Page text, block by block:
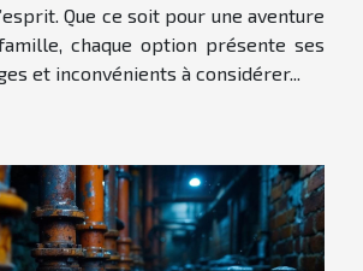
Que ce soit pour une aventure
chaque option présente ses
et inconvénients à considérer...